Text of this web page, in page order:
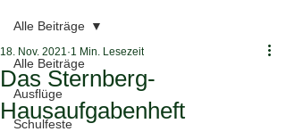
Alle Beiträge
Ausflüge
Schulfeste
Alle Beiträge
Das Sternberg-
Hausaufgabenheft
18. Nov. 2021 1 Min. Lesezeit